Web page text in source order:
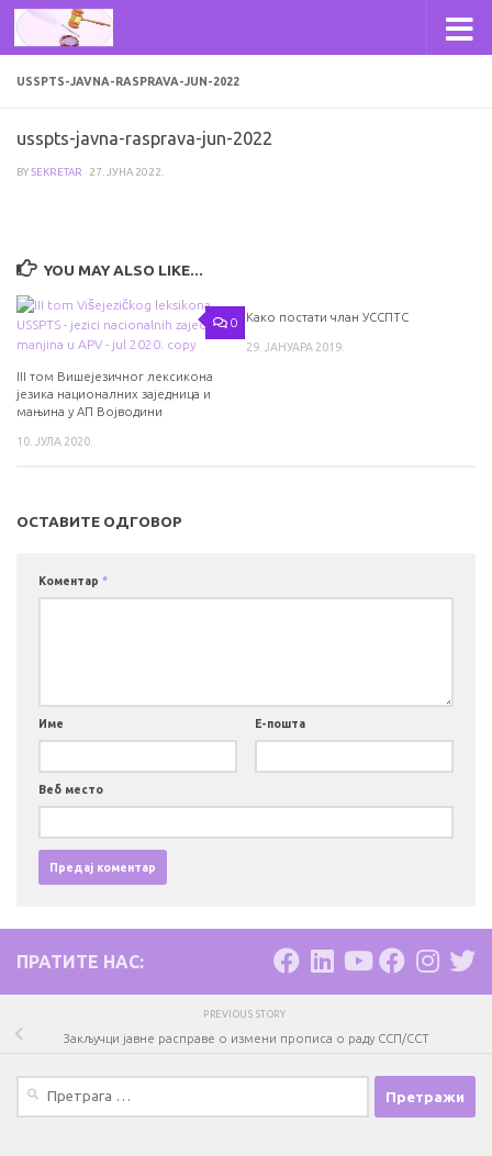
Skip to content
USSPTS-JAVNA-RASPRAVA-JUN-2022
usspts-javna-rasprava-jun-2022
BYSEKRETAR · 27. ЈУНА 2022.
YOU MAY ALSO LIKE...
0
III том Вишејезичног лексикона
језика националних заједница и
мањина у АП Војводини
10. ЈУЛА 2020.
Како постати члан УССПТС
29. ЈАНУАРА 2019.
ОСТАВИТЕ ОДГОВОР
Коментар *
Име Е-пошта
Веб место
ПРАТИТЕ НАС:
PREVIOUS STORY
Закључци јавне расправе о измени прописа о раду ССП/ССТ